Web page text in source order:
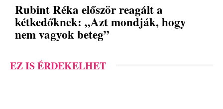
Rubint Réka először reagált a
kétkedőknek: „Azt mondják, hogy
nem vagyok beteg”
EZ IS ÉRDEKELHET